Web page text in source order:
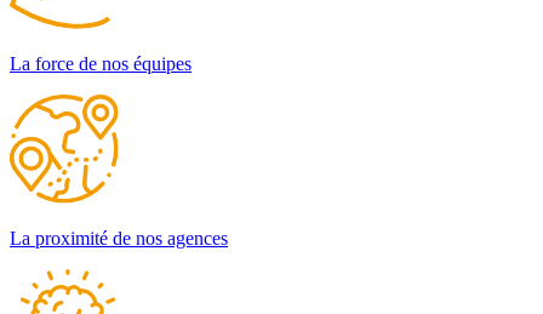
La force de nos équipes
La proximité de nos agences